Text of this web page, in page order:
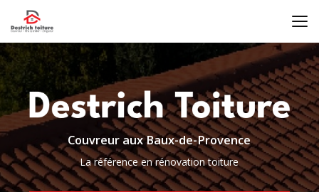
contenu
principal
Couvreur aux Baux-de-Provence
La référence en rénovation toiture